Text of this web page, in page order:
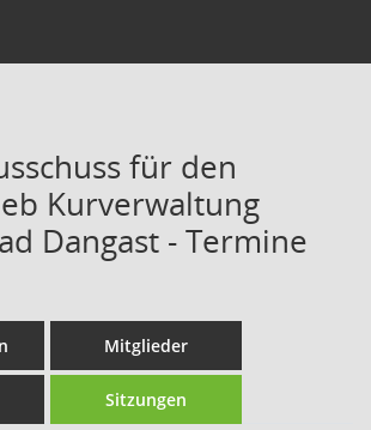
für den
Kurverwaltung
Dangast - Termine
Mitglieder
Sitzungen